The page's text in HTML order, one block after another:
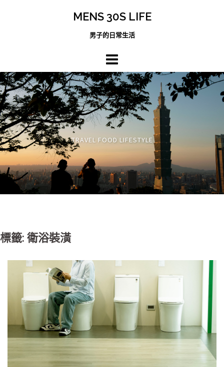
MENS 30S LIFE
男子的日常生活
TRAVEL FOOD LIFESTYLE
標籤: 衛浴裝潢